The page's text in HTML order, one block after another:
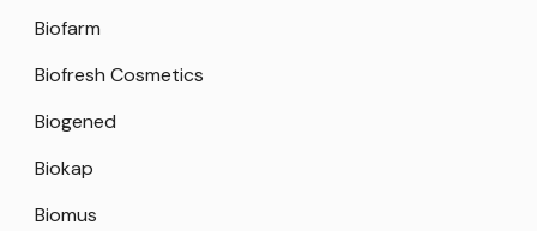
Biofarm
Biofresh Cosmetics
Biogened
Biokap
Biomus